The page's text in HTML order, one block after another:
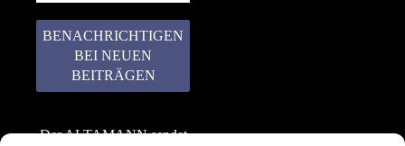
Der ALTAMANN sendet